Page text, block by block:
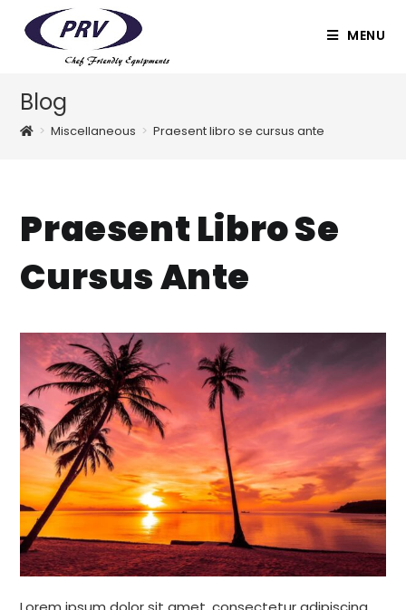
MENU
Blog
> Miscellaneous > Praesent libro se cursus ante
Praesent Libro Se
Cursus Ante